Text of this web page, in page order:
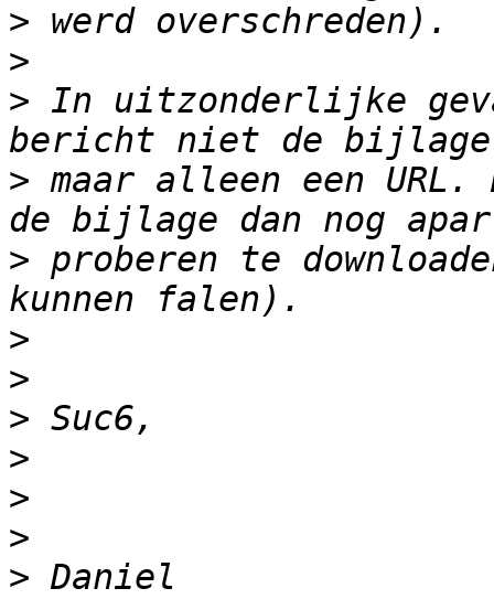
>
>
> In uitzonderlijke
> maar alleen een URL.
> proberen te
>
>
>
>
>
>
>